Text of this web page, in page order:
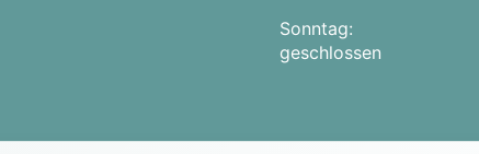
Sonntag:
geschlossen